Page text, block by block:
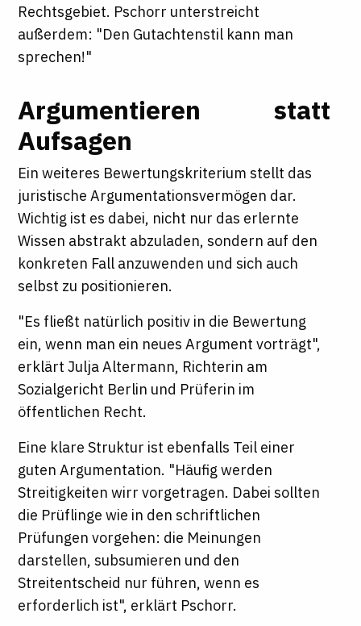
Rechtsgebiet. Pschorr unterstreicht
außerdem: "Den Gutachtenstil kann man
sprechen!"
Argumentieren statt
Aufsagen
Ein weiteres Bewertungskriterium stellt das
juristische Argumentationsvermögen dar.
Wichtig ist es dabei, nicht nur das erlernte
Wissen abstrakt abzuladen, sondern auf den
konkreten Fall anzuwenden und sich auch
selbst zu positionieren.
"Es fließt natürlich positiv in die Bewertung
ein, wenn man ein neues Argument vorträgt",
erklärt Julja Altermann, Richterin am
Sozialgericht Berlin und Prüferin im
öffentlichen Recht.
Eine klare Struktur ist ebenfalls Teil einer
guten Argumentation. "Häufig werden
Streitigkeiten wirr vorgetragen. Dabei sollten
die Prüflinge wie in den schriftlichen
Prüfungen vorgehen: die Meinungen
darstellen, subsumieren und den
Streitentscheid nur führen, wenn es
erforderlich ist", erklärt Pschorr.